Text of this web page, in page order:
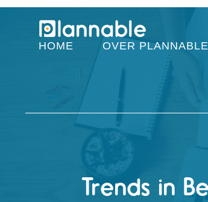
HOME OVER PLANNABLE
Trends in